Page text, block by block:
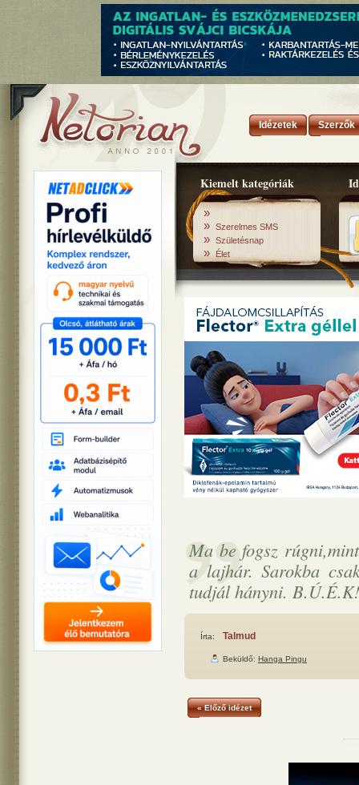
Idézetek Szerzők
Kiemelt kategóriák
»
» Szerelmes SMS
» Születésnap
» Élet
Ma be fogsz
a lajhár. Sarokba
tudjál hányni. B.Ú.É.K!
Írta: Talmud
Beküldő: Hanga Pingu
« Előző idézet